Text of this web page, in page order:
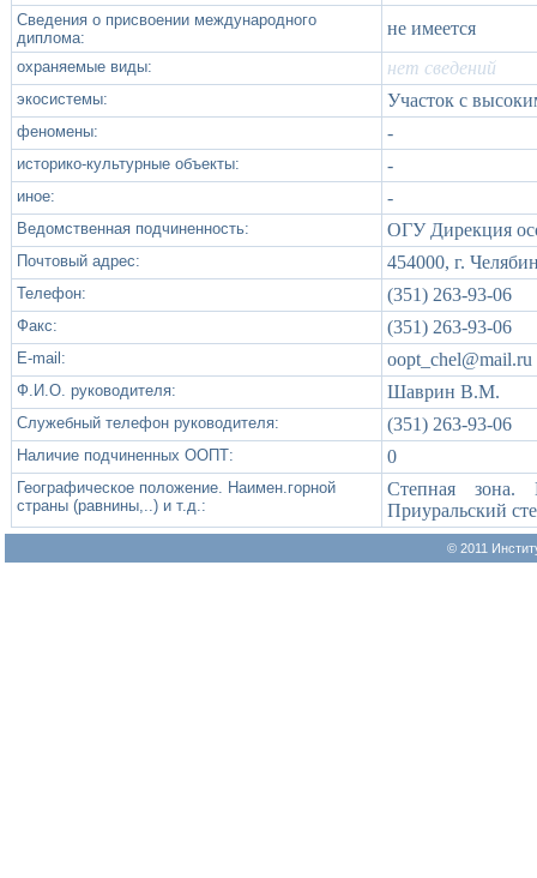
Сведения о присвоении международного
диплома:
не имеется
охраняемые виды: нет сведений
экосистемы: Участок с
феномены: -
историко-культурные объекты: -
иное: -
Ведомственная подчиненность: ОГУ Дирекция
Почтовый адрес: 454000, г.
Телефон: (351) 263-93-06
Факс: (351) 263-93-06
Е-mail: oopt_chel@mail.ru
Ф.И.О. руководителя: Шаврин В.М.
Служебный телефон руководителя: (351) 263-93-06
Наличие подчиненных ООПТ: 0
Географическое положение. Наимен.горной
страны (равнины,..) и т.д.:
Степная зона.
Приуральский
© 2011